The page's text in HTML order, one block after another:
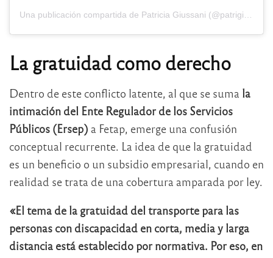
La gratuidad como derecho
Dentro de este conflicto latente, al que se suma la
intimación del Ente Regulador de los Servicios
Públicos (Ersep) a Fetap, emerge una confusión
conceptual recurrente. La idea de que la gratuidad
es un beneficio o un subsidio empresarial, cuando en
realidad se trata de una cobertura amparada por ley.
«El tema de la gratuidad del transporte para las
personas con discapacidad en corta, media y larga
distancia está establecido por normativa. Por eso, en